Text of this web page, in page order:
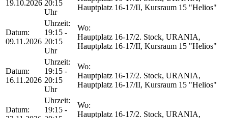
19.10.2026 20:15
Uhr
Hauptplatz 16-17/II, Kursraum 15 "Helios"
Datum:
09.11.2026
Uhrzeit:
19:15 -
20:15
Uhr
Wo:
Hauptplatz 16-17/2. Stock, URANIA,
Hauptplatz 16-17/II, Kursraum 15 "Helios"
Datum:
16.11.2026
Uhrzeit:
19:15 -
20:15
Uhr
Wo:
Hauptplatz 16-17/2. Stock, URANIA,
Hauptplatz 16-17/II, Kursraum 15 "Helios"
Datum:
Uhrzeit:
19:15 -
Wo:
Hauptplatz 16-17/2. Stock, URANIA,